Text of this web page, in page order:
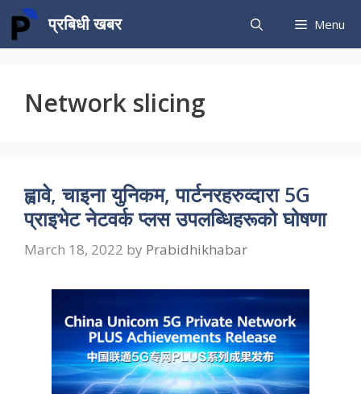
Skip
content
प्रबिधी खबर Menu
Network slicing
ह्वावे, चाइना युनिकम, पार्टनरहरुव्दारा 5G
प्राइभेट नेटवर्क प्लस उपलब्धिहरूको घोषणा
March 18, 2022 by Prabidhikhabar